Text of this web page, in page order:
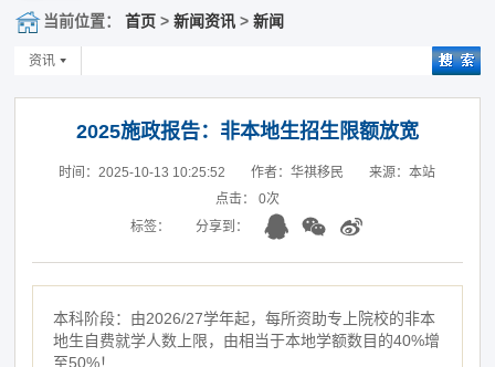
当前位置： 首页 >新闻资讯 >新闻
资讯
2025施政报告：非本地生招生限额放宽
时间：2025-10-13 10:25:52 作者：华祺移民
来源：本站
点击： 0次
标签：
分享到：
本科阶段：由2026/27学年起，每所资助专上院校的非本
地生自费就学人数上限，由相当于本地学额数目的40%增
至50%！